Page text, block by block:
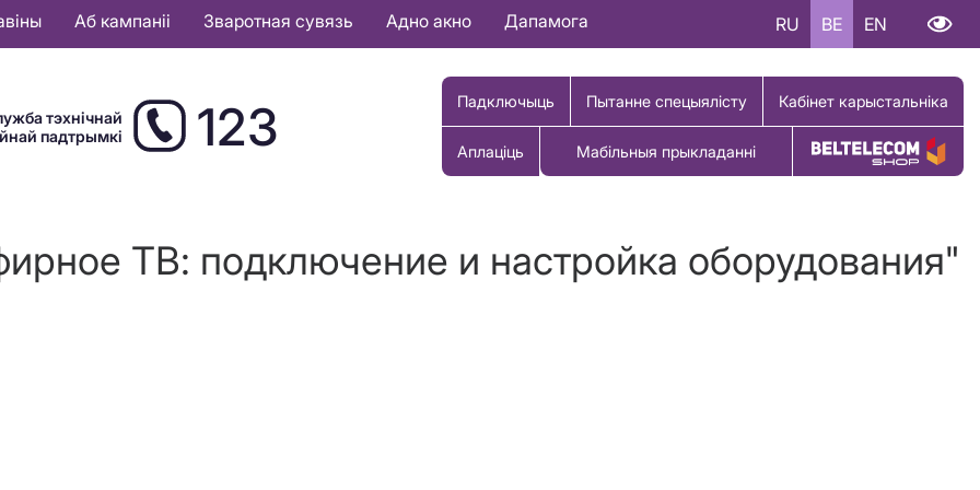
Аб кампаніі Зваротная сувязь Адно акно Дапамога RU BE EN
тэхнічнай
падтрымкі
123 Падключыць Пытанне спецыялісту Кабінет карыстальніка
Аплаціць Мабільныя прыкладанні Купіць тавар
ТВ: подключение и настройка оборудования"